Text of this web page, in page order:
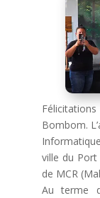
Bombom.
ville du
de MCR
Au terme